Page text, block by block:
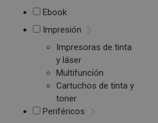
Ebook
Impresión
Impresoras de tinta
y láser
Multifunción
Cartuchos de tinta y
toner
Periféricos